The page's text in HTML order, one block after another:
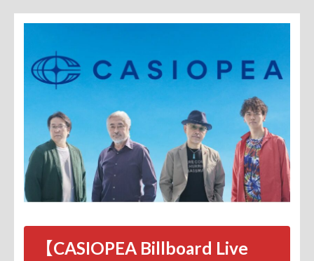
【CASIOPEA Billboard Live